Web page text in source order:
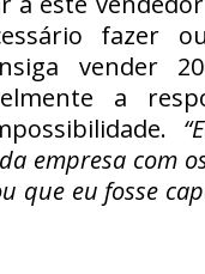
fazer
vender
a
empresa com
que eu fosse